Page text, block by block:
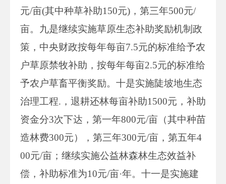
元/亩(其中种草补助150元)，第三年500元/
亩。九是继续实施草原生态补助奖励机制政
策，中央财政按每年每亩7.5元的标准给予农
户草原禁牧补助，按每年每亩2.5元的标准给
予农户草畜平衡奖励。十是实施陡坡地生态
治理工程.，退耕还林每亩补助1500元，补助
资金分3次下达，第一年800元/亩（其中种苗
造林费300元），第三年300元/亩，第五年4
00元/亩；继续实施公益林森林生态效益补
偿，补助标准为10元/亩·年。十一是实施建